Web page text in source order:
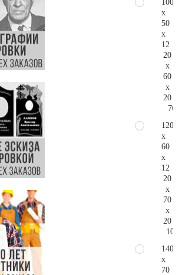
100
x
50
x
12
20
x
60
x
20
120
x
60
x
12
20
x
70
x
20
140
x
70